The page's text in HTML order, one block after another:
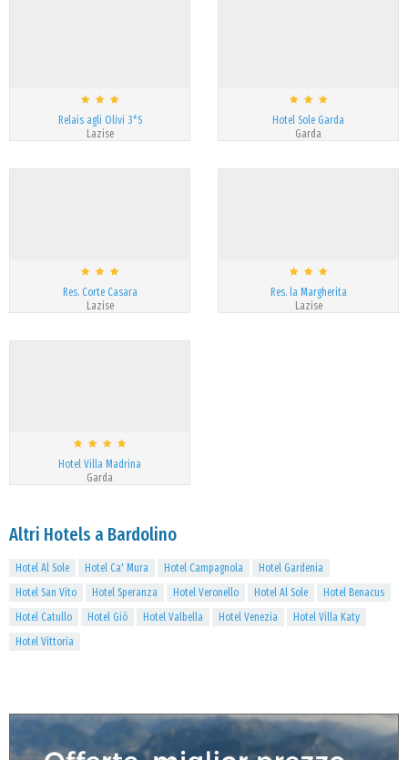
Relais agli Olivi 3*S
Lazise
Hotel Sole Garda
Garda
Res. Corte Casara
Lazise
Res. la Margherita
Lazise
Hotel Villa Madrina
Garda
Altri Hotels a Bardolino
Hotel Al Sole Hotel Ca' Mura Hotel Campagnola
Hotel Gardenia
Hotel San Vito
Hotel Speranza Hotel Veronello Hotel Al Sole
Hotel Benacus
Hotel Catullo
Hotel Giò Hotel Valbella Hotel Venezia
Hotel Villa Katy
Hotel Vittoria